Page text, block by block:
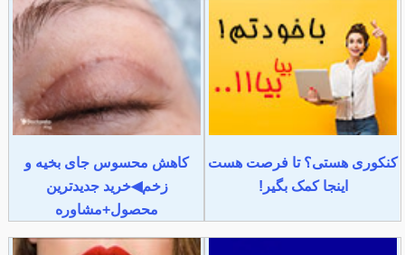
کنکوری هستی؟ تا فرصت هست
اینجا کمک بگیر!
کاهش محسوس جای بخیه و
زخم◀خرید جدیدترین
محصول+مشاوره